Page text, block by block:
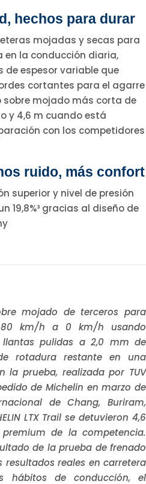
hechos para durar
mojadas y secas para
en la conducción diaria,
espesor variable que
cortantes para el agarre
mojado más corta de
y 4,6 m cuando está
con los competidores
ruido, más confort
superior y nivel de presión
19,8%³ gracias al diseño de
mojado de terceros para
80 km/h a 0 km/h usando
llantas pulidas a 2,0 mm de
rotadura restante en una
la prueba, realizada por TUV
de Michelin en marzo de
de Chang, Buriram,
LTX Trail se detuvieron 4,6
de la competencia.
de la prueba de frenado
resultados reales en carretera
hábitos de conducción, el